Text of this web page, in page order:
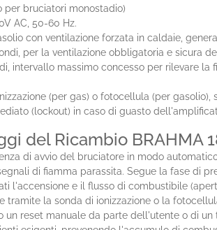
per bruciatori monostadio)
AC, 50-60 Hz.
con ventilazione forzata in caldaie,
per la ventilazione obbligatoria e sicura
intervallo massimo concesso per rilevare
(per gas) o fotocellula (per
(lockout) in caso di guasto
del Ricambio BRAHMA
di avvio del bruciatore in modo
di fiamma parassita. Segue la fase di
l'accensione e il flusso di combustibile
tramite la sonda di ionizzazione o la
un reset manuale da parte dell'utente o di